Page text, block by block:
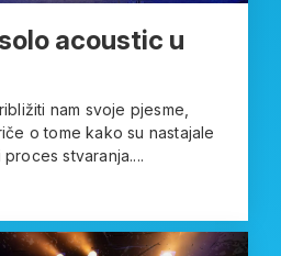
acoustic u
nam svoje pjesme,
o tome kako su nastajale
stvaranja....